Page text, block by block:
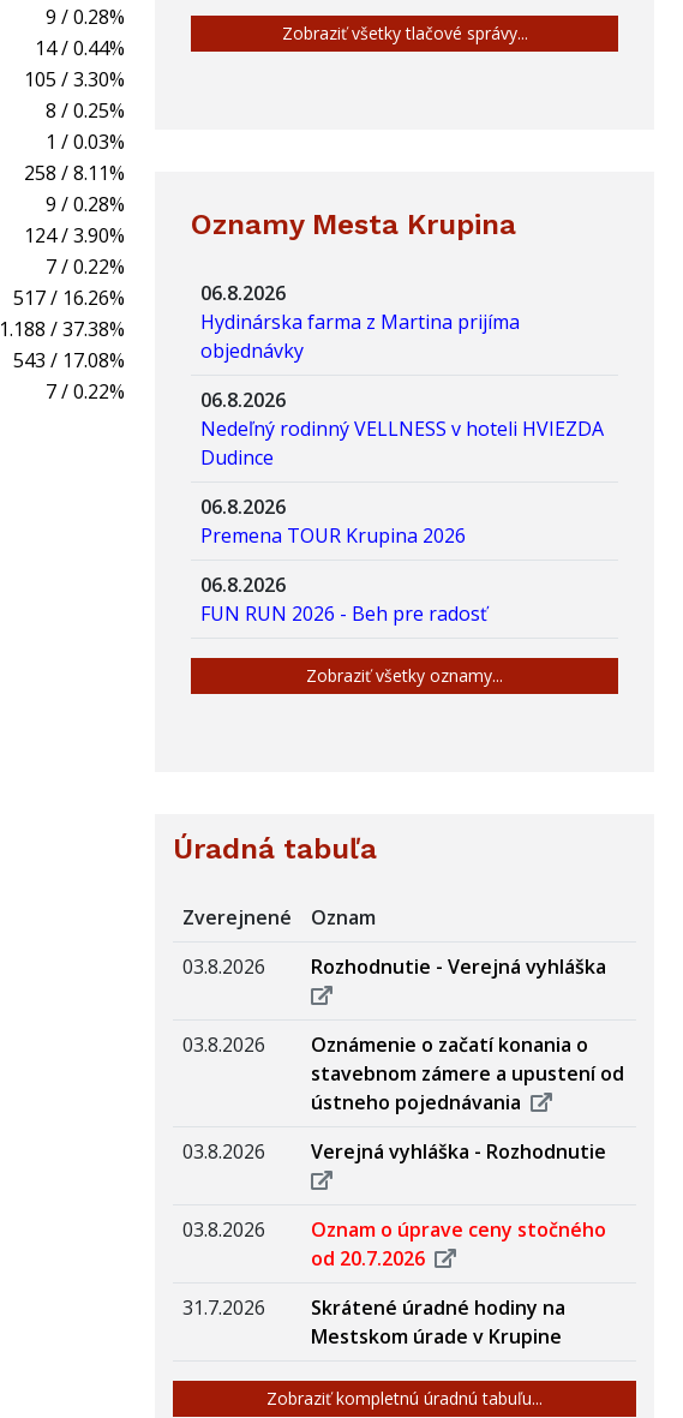
9 / 0.28%
14 / 0.44%
105 / 3.30%
8 / 0.25%
1 / 0.03%
258 / 8.11%
9 / 0.28%
124 / 3.90%
7 / 0.22%
517 / 16.26%
1.188 / 37.38%
543 / 17.08%
7 / 0.22%
Zobraziť všetky tlačové správy...
Oznamy Mesta Krupina
06.8.2026
Hydinárska farma z Martina prijíma
objednávky
06.8.2026
Nedeľný rodinný VELLNESS v hoteli HVIEZDA
Dudince
06.8.2026
Premena TOUR Krupina 2026
06.8.2026
FUN RUN 2026 - Beh pre radosť
Zobraziť všetky oznamy...
Úradná tabuľa
Zverejnené
Oznam
03.8.2026
Rozhodnutie - Verejná vyhláška
03.8.2026
Oznámenie o začatí konania o
stavebnom zámere a upustení od
ústneho pojednávania
03.8.2026
Verejná vyhláška - Rozhodnutie
03.8.2026
Oznam o úprave ceny stočného
od 20.7.2026
31.7.2026
Skrátené úradné hodiny na
Mestskom úrade v Krupine
Zobraziť kompletnú úradnú tabuľu...